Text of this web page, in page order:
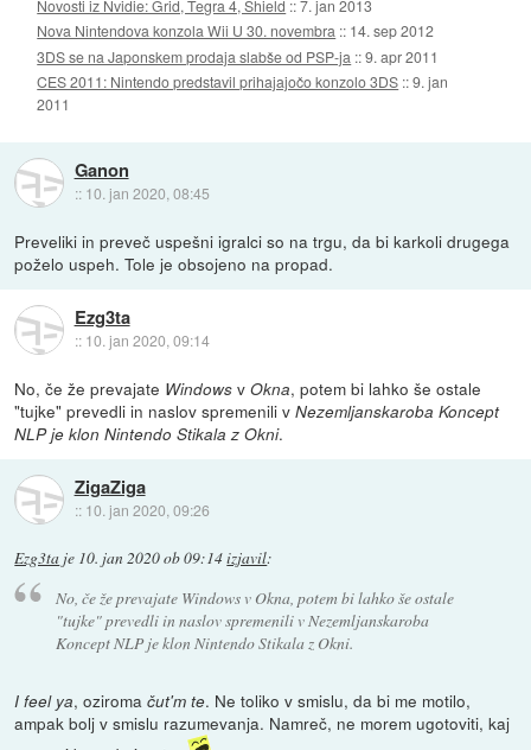
Novosti iz Nvidie: Grid, Tegra 4, Shield ::7. jan 2013
Nova Nintendova konzola Wii U 30. novembra :: 14. sep 2012
3DS se na Japonskem prodaja slabše od PSP-ja ::9. apr 2011
CES 2011: Nintendo predstavil prihajajočo konzolo 3DS ::9. jan
2011
Ganon
:: 10. jan 2020, 08:45
Preveliki in preveč uspešni igralci so na trgu, da bi karkoli drugega
poželo uspeh. Tole je obsojeno na propad.
Ezg3ta
:: 10. jan 2020, 09:14
No, če že prevajate Windows vOkna, potem bi lahko še ostale
"tujke" prevedli in naslov spremenili vNezemljanskaroba Koncept
NLP je klon Nintendo Stikala z Okni.
ZigaZiga
:: 10. jan 2020, 09:26
Ezg3ta je 10. jan 2020 ob 09:14izjavil:
No, če že prevajate Windowsv Okna, potem bi lahko še ostale
"tujke" prevedli in naslov spremenili v Nezemljanskaroba
Koncept NLP je klon Nintendo Stikala z Okni.
I feel ya, oziromačut'm te. Ne toliko v smislu, da bi me motilo,
ampak bolj v smislu razumevanja. Namreč, ne morem ugotoviti, kaj